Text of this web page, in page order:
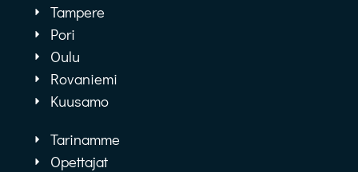
Tampere
Pori
Oulu
Rovaniemi
Kuusamo
Tarinamme
Opettajat